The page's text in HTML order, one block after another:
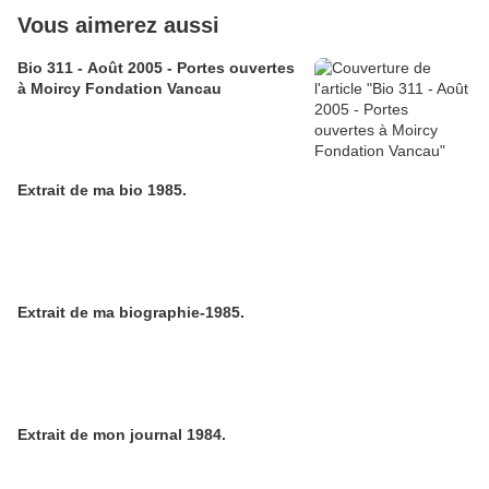
Vous aimerez aussi
Bio 311 - Août 2005 - Portes ouvertes
à Moircy Fondation Vancau
Extrait de ma bio 1985.
Extrait de ma biographie-1985.
Extrait de mon journal 1984.